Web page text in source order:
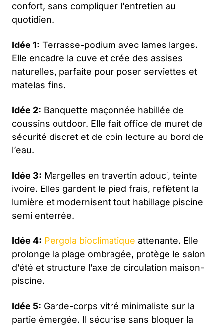
confort, sans compliquer l’entretien au
quotidien.
Idée 1: Terrasse-podium avec lames larges.
Elle encadre la cuve et crée des assises
naturelles, parfaite pour poser serviettes et
matelas fins.
Idée 2: Banquette maçonnée habillée de
coussins outdoor. Elle fait office de muret de
sécurité discret et de coin lecture au bord de
l’eau.
Idée 3: Margelles en travertin adouci, teinte
ivoire. Elles gardent le pied frais, reflètent la
lumière et modernisent tout habillage piscine
semi enterrée.
Idée 4: Pergola bioclimatique attenante. Elle
prolonge la plage ombragée, protège le salon
d’été et structure l’axe de circulation maison-
piscine.
Idée 5: Garde-corps vitré minimaliste sur la
partie émergée. Il sécurise sans bloquer la